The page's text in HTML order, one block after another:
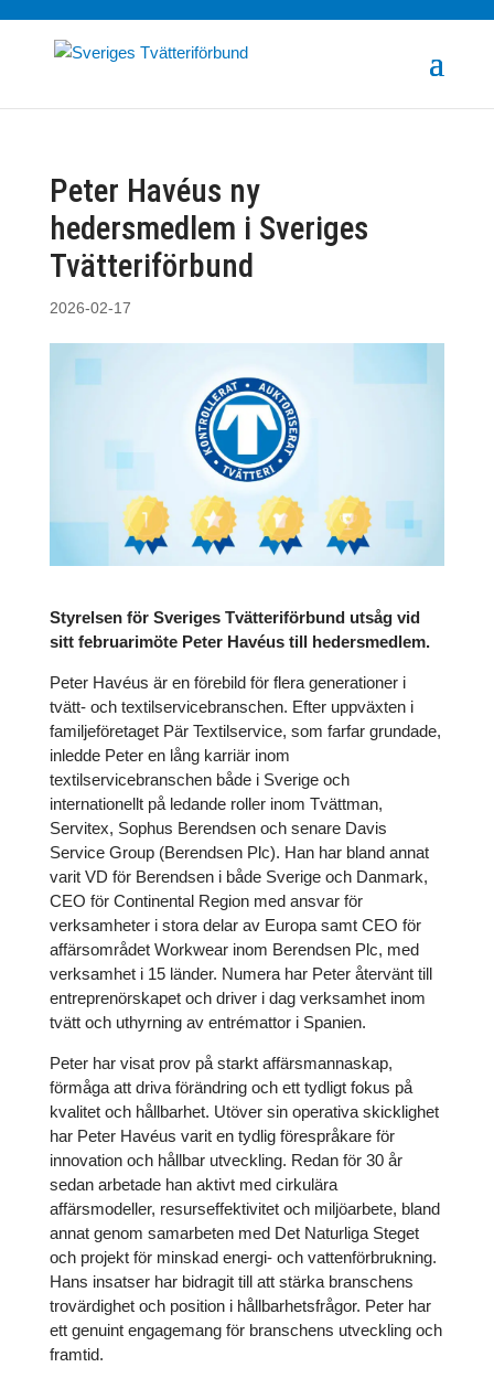
Peter Havéus ny
hedersmedlem i Sveriges
Tvätteriförbund
2026-02-17
Styrelsen för Sveriges Tvätteriförbund utsåg vid
sitt februarimöte Peter Havéus till hedersmedlem.
Peter Havéus är en förebild för flera generationer i
tvätt- och textilservicebranschen. Efter uppväxten i
familjeföretaget Pär Textilservice, som farfar grundade,
inledde Peter en lång karriär inom
textilservicebranschen både i Sverige och
internationellt på ledande roller inom Tvättman,
Servitex, Sophus Berendsen och senare Davis
Service Group (Berendsen Plc). Han har bland annat
varit VD för Berendsen i både Sverige och Danmark,
CEO för Continental Region med ansvar för
verksamheter i stora delar av Europa samt CEO för
affärsområdet Workwear inom Berendsen Plc, med
verksamhet i 15 länder. Numera har Peter återvänt till
entreprenörskapet och driver i dag verksamhet inom
tvätt och uthyrning av entrémattor i Spanien.
Peter har visat prov på starkt affärsmannaskap,
förmåga att driva förändring och ett tydligt fokus på
kvalitet och hållbarhet. Utöver sin operativa skicklighet
har Peter Havéus varit en tydlig förespråkare för
innovation och hållbar utveckling. Redan för 30 år
sedan arbetade han aktivt med cirkulära
affärsmodeller, resurseffektivitet och miljöarbete, bland
annat genom samarbeten med Det Naturliga Steget
och projekt för minskad energi- och vattenförbrukning.
Hans insatser har bidragit till att stärka branschens
trovärdighet och position i hållbarhetsfrågor. Peter har
ett genuint engagemang för branschens utveckling och
framtid.